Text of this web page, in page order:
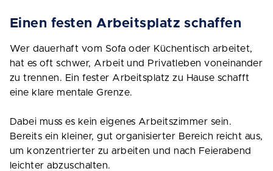
Einen festen Arbeitsplatz schaffen
Wer dauerhaft vom Sofa oder Küchentisch arbeitet,
hat es oft schwer, Arbeit und Privatleben voneinander
zu trennen. Ein fester Arbeitsplatz zu Hause schafft
eine klare mentale Grenze.
Dabei muss es kein eigenes Arbeitszimmer sein.
Bereits ein kleiner, gut organisierter Bereich reicht aus,
um konzentrierter zu arbeiten und nach Feierabend
leichter abzuschalten.